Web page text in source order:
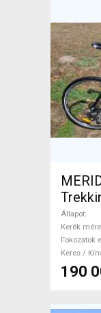
ELADÓ
Állapot
Kerék
Fokozatok
Keres /
190